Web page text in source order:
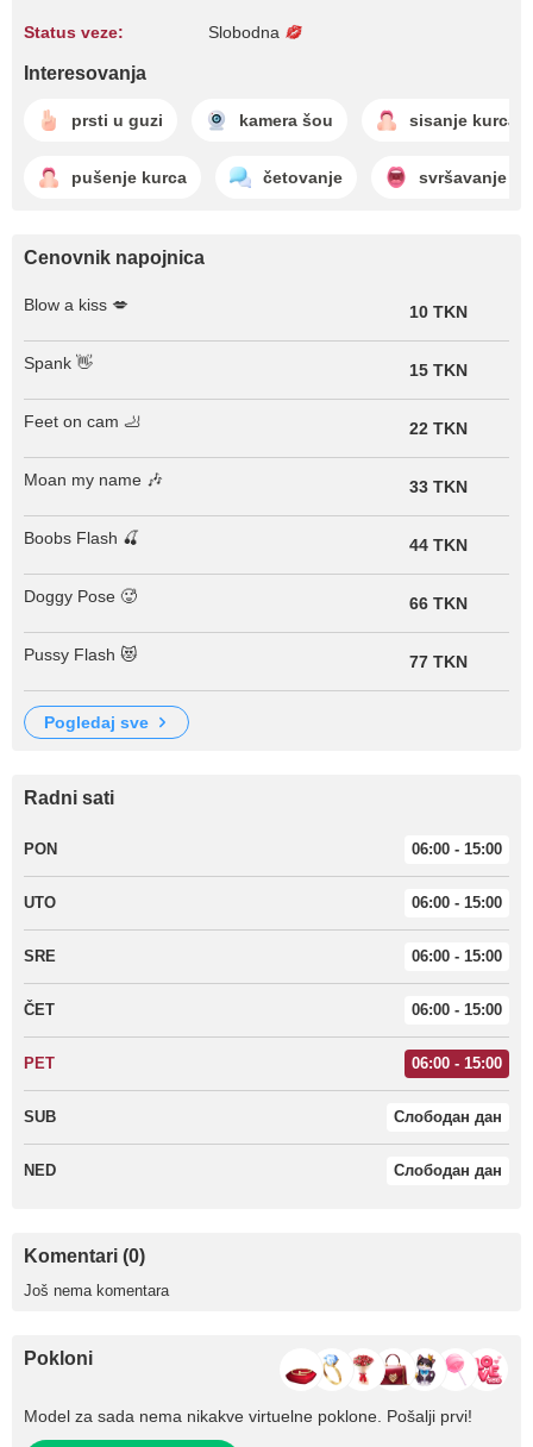
Status veze: Slobodna
Interesovanja
prsti u guzi kamera šou sisanje kurca
pušenje kurca četovanje svršavanje u
Cenovnik napojnica
Blow a kiss 💋 10 TKN
Spank 👋 15 TKN
Feet on cam 🦶 22 TKN
Moan my name 🎶 33 TKN
Boobs Flash 🍒 44 TKN
Doggy Pose 🥵 66 TKN
Pussy Flash 😻 77 TKN
pogledaj sve
Radni sati
PON 06:00 - 15:00
UTO 06:00 - 15:00
SRE 06:00 - 15:00
ČET 06:00 - 15:00
PET 06:00 - 15:00
SUB Слободан дан
NED Слободан дан
Komentari (0)
Još nema komentara
Pokloni
Model za sada nema nikakve virtuelne poklone. Pošalji prvi!